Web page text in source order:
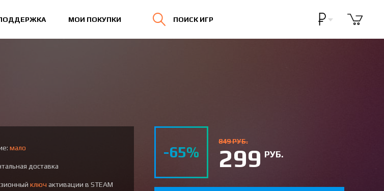
МОИ ПОКУПКИ ПОИСК ИГР
мало
доставка
ключ активации в STEAM
-65%
849 РУБ.
299РУБ.